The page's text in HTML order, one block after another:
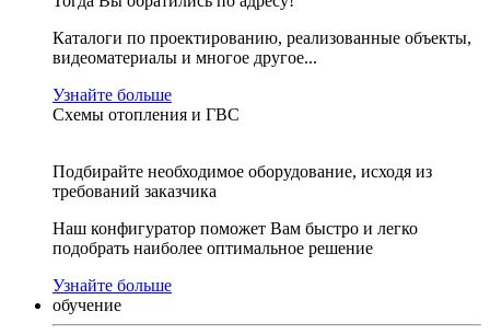
Каталоги по проектированию, реализованные объекты,
видеоматериалы и многое другое...
Узнайте больше
Схемы отопления и ГВС
Подбирайте необходимое оборудование, исходя из
требований заказчика
Наш конфигуратор поможет Вам быстро и легко
подобрать наиболее оптимальное решение
Узнайте больше
обучение